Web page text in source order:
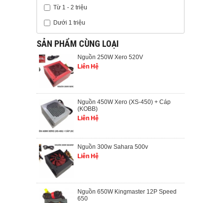
Từ 1 - 2 triệu
Dưới 1 triệu
SẢN PHẨM CÙNG LOẠI
Nguồn 250W Xero 520V
Liên Hệ
Nguồn 450W Xero (XS-450) + Cáp
(KOBB)
Liên Hệ
Nguồn 300w Sahara 500v
Liên Hệ
Nguồn 650W Kingmaster 12P Speed
650